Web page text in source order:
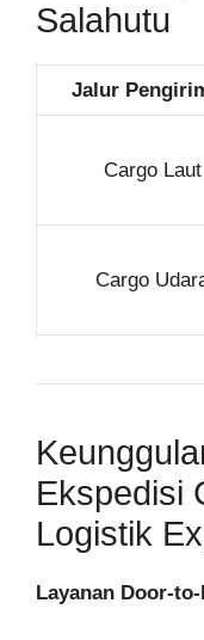
Salahutu
Jalur
Cargo Laut
Cargo
Ekspedisi
Logistik
Layanan Door-